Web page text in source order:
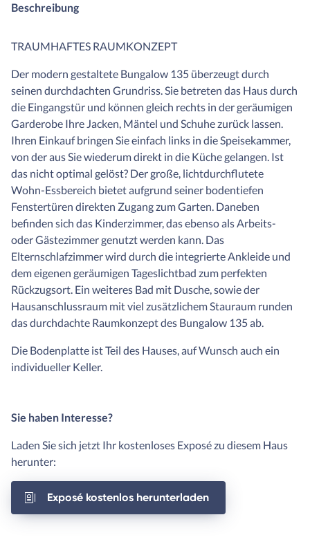
Beschreibung
TRAUMHAFTES RAUMKONZEPT
Der modern gestaltete Bungalow 135 überzeugt durch
seinen durchdachten Grundriss. Sie betreten das Haus durch
die Eingangstür und können gleich rechts in der geräumigen
Garderobe Ihre Jacken, Mäntel und Schuhe zurück lassen.
Ihren Einkauf bringen Sie einfach links in die Speisekammer,
von der aus Sie wiederum direkt in die Küche gelangen. Ist
das nicht optimal gelöst? Der große, lichtdurchflutete
Wohn-Essbereich bietet aufgrund seiner bodentiefen
Fenstertüren direkten Zugang zum Garten. Daneben
befinden sich das Kinderzimmer, das ebenso als Arbeits-
oder Gästezimmer genutzt werden kann. Das
Elternschlafzimmer wird durch die integrierte Ankleide und
dem eigenen geräumigen Tageslichtbad zum perfekten
Rückzugsort. Ein weiteres Bad mit Dusche, sowie der
Hausanschlussraum mit viel zusätzlichem Stauraum runden
das durchdachte Raumkonzept des Bungalow 135 ab.
Die Bodenplatte ist Teil des Hauses, auf Wunsch auch ein
individueller Keller.
Sie haben Interesse?
Laden Sie sich jetzt Ihr kostenloses Exposé zu diesem Haus
herunter:
Exposé kostenlos herunterladen